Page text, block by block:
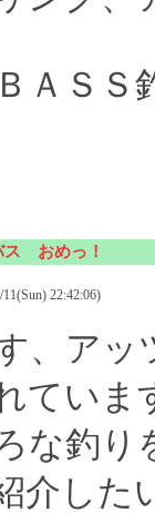
ＡＳＳ
ス おめっ！
22:42:06)
、アッ
ていま
な釣り
介した